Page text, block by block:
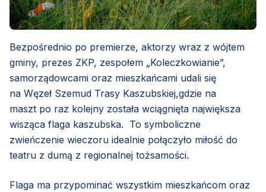
Bezpośrednio po premierze, aktorzy wraz z wójtem
gminy, prezes ZKP, zespołem „Koleczkowianie”,
samorządowcami oraz mieszkańcami udali się
na Węzeł Szemud Trasy Kaszubskiej,gdzie na
maszt po raz kolejny została wciągnięta największa
wisząca flaga kaszubska. To symboliczne
zwieńczenie wieczoru idealnie połączyło miłość do
teatru z dumą z regionalnej tożsamości.
Flaga ma przypominać wszystkim mieszkańcom oraz